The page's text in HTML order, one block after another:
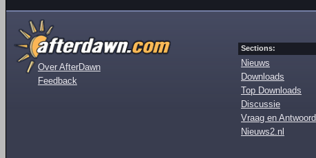
Over AfterDawn
Feedback
Sections:
Nieuws
Downloads
Top Downloads
Discussie
Vraag en Antwoord
Nieuws2.nl